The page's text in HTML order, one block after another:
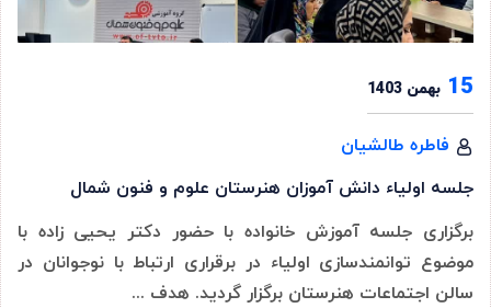
15 بهمن 1403
فاطره طالشیان
جلسه اولیاء دانش آموزان هنرستان علوم و فنون شمال
برگزاری جلسه آموزش خانواده با حضور دکتر یحیی زاده با
موضوع توانمندسازی اولیاء در برقراری ارتباط با نوجوانان در
سالن اجتماعات هنرستان برگزار گردید. هدف ...